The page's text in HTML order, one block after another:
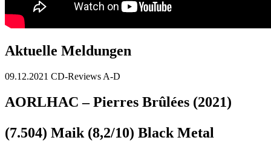
Aktuelle Meldungen
09.12.2021 CD-Reviews A-D
AORLHAC – Pierres Brûlées (2021)
(7.504) Maik (8,2/10) Black Metal